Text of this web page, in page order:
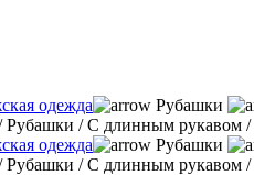
одежда Рубашки
Рубашки /С длинным рукавом /
одежда Рубашки
Рубашки /С длинным рукавом /